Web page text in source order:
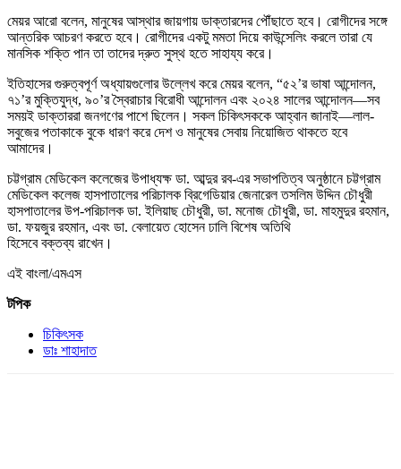
মেয়র আরো বলেন, মানুষের আস্থার জায়গায় ডাক্তারদের পৌঁছাতে হবে। রোগীদের সঙ্গে
আন্তরিক আচরণ করতে হবে। রোগীদের একটু মমতা দিয়ে কাউন্সেলিং করলে তারা যে
মানসিক শক্তি পান তা তাদের দ্রুত সুস্থ হতে সাহায্য করে।
ইতিহাসের গুরুত্বপূর্ণ অধ্যায়গুলোর উল্লেখ করে মেয়র বলেন, “৫২’র ভাষা আন্দোলন,
৭১’র মুক্তিযুদ্ধ, ৯০’র স্বৈরাচার বিরোধী আন্দোলন এবং ২০২৪ সালের আন্দোলন—সব
সময়ই ডাক্তাররা জনগণের পাশে ছিলেন। সকল চিকিৎসককে আহ্বান জানাই—লাল-
সবুজের পতাকাকে বুকে ধারণ করে দেশ ও মানুষের সেবায় নিয়োজিত থাকতে হবে
আমাদের।
চট্টগ্রাম মেডিকেল কলেজের উপাধ্যক্ষ ডা. আব্দুর রব-এর সভাপতিত্ব অনুষ্ঠানে চট্টগ্রাম
মেডিকেল কলেজ হাসপাতালের পরিচালক ব্রিগেডিয়ার জেনারেল তসলিম উদ্দিন চৌধুরী
হাসপাতালের উপ-পরিচালক ডা. ইলিয়াছ চৌধুরী, ডা. মনোজ চৌধুরী, ডা. মাহমুদুর রহমান,
ডা. ফয়জুর রহমান, এবং ডা. বেলায়েত হোসেন ঢালি বিশেষ অতিথি
হিসেবে বক্তব্য রাখেন।
এই বাংলা/এমএস
টপিক
চিকিৎসক
ডাঃ শাহাদাত